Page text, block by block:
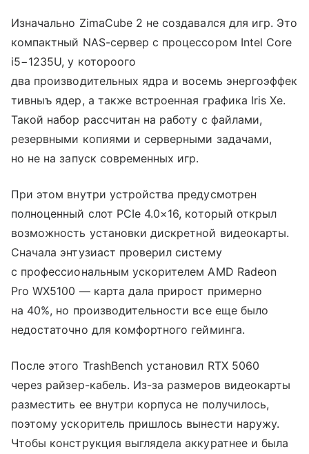
Изначально ZimaCube 2 не создавался для игр. Это
компактный NAS-сервер с процессором Intel Core
i5−1235U, у котороого
два производительных ядра и восемь энергоэффек
тивныъ ядер, а также встроенная графика Iris Xe.
Такой набор рассчитан на работу с файлами,
резервными копиями и серверными задачами,
но не на запуск современных игр.
При этом внутри устройства предусмотрен
полноценный слот PCIe 4.0×16, который открыл
возможность установки дискретной видеокарты.
Сначала энтузиаст проверил систему
с профессиональным ускорителем AMD Radeon
Pro WX5100 — карта дала прирост примерно
на 40%, но производительности все еще было
недостаточно для комфортного гейминга.
После этого TrashBench установил RTX 5060
через райзер-кабель. Из-за размеров видеокарты
разместить ее внутри корпуса не получилось,
поэтому ускоритель пришлось вынести наружу.
Чтобы конструкция выглядела аккуратнее и была